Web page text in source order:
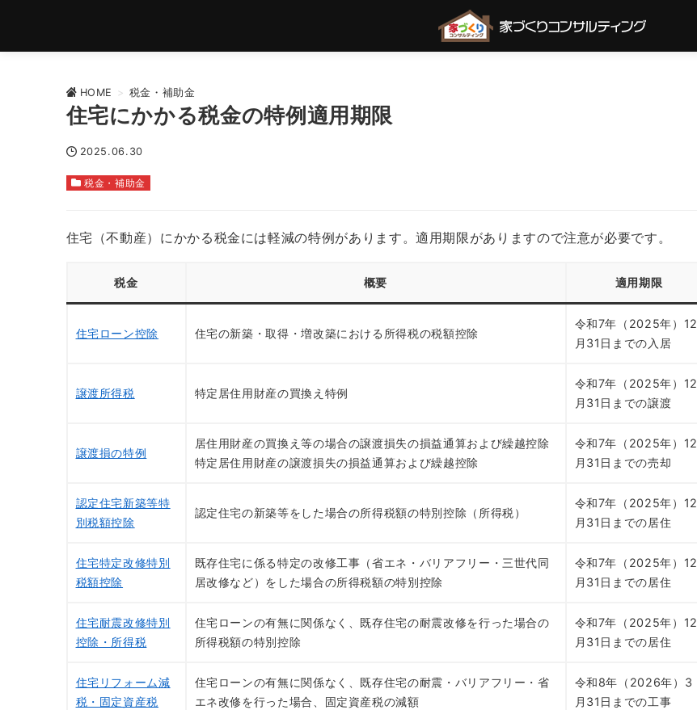
HOME > 税金・補助金
住宅にかかる税金の特例適用期限
2025.06.30
税金・補助金
住宅（不動産）にかかる税金には軽減の特例があります。適用期限がありますので注意が必要です。
税金 概要 適用期限
住宅ローン控除 住宅の新築・取得・増改築における所得税の税額控除
令和7年（2025年）12
月31日までの入居
譲渡所得税 特定居住用財産の買換え特例
令和7年（2025年）12
月31日までの譲渡
譲渡損の特例
居住用財産の買換え等の場合の譲渡損失の損益通算および繰越控除
特定居住用財産の譲渡損失の損益通算および繰越控除
令和7年（2025年）12
月31日までの売却
認定住宅新築等特
別税額控除
認定住宅の新築等をした場合の所得税額の特別控除（所得税）
令和7年（2025年）12
月31日までの居住
住宅特定改修特別
税額控除
既存住宅に係る特定の改修工事（省エネ・バリアフリー・三世代同
居改修など）をした場合の所得税額の特別控除
令和7年（2025年）12
月31日までの居住
住宅耐震改修特別
控除・所得税
住宅ローンの有無に関係なく、既存住宅の耐震改修を行った場合の
所得税額の特別控除
令和7年（2025年）12
月31日までの居住
住宅リフォーム減
税・固定資産税
住宅ローンの有無に関係なく、既存住宅の耐震・バリアフリー・省
エネ改修を行った場合、固定資産税の減額
令和8年（2026年）3
月31日までの工事